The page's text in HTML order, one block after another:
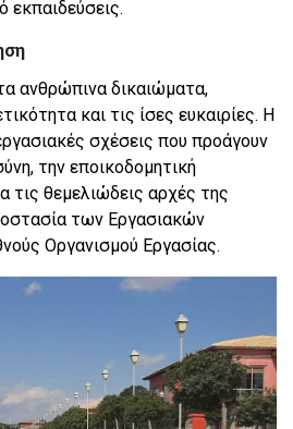
εκπαιδεύσεις.
ανθρώπινα δικαιώματα,
και τις ίσες ευκαιρίες. Η
σχέσεις που προάγουν
την εποικοδομητική
τις θεμελιώδεις αρχές της
των Εργασιακών
Οργανισμού Εργασίας.